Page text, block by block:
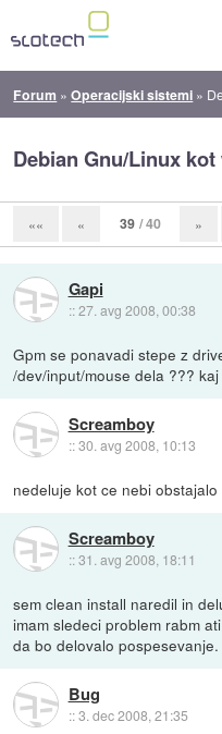
Forum »Operacijski sistemi »
Debian Gnu/Linux
«« « 39 / 40 »
Gapi
::27. avg 2008, 00:38
Gpm se ponavadi stepe z
/dev/input/mouse dela ???
Screamboy
::30. avg 2008, 10:13
nedeluje kot ce nebi obstajalo
Screamboy
::31. avg 2008, 18:11
sem clean install naredil in
imam sledeci problem rabm
da bo delovalo
Bug
::3. dec 2008, 21:35